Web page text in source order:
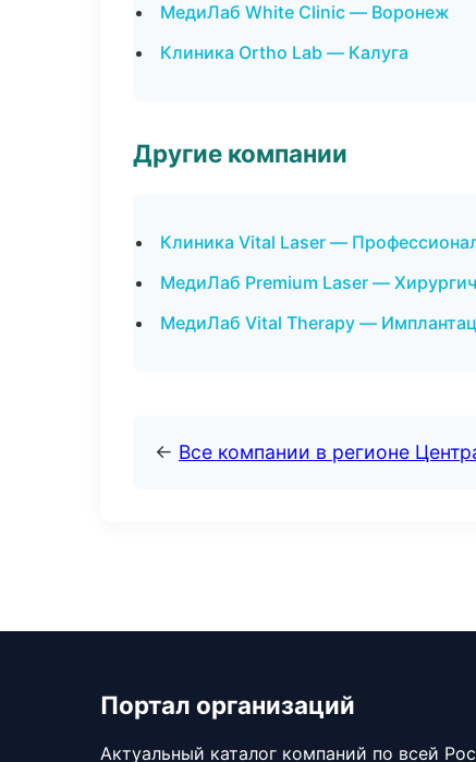
МедиЛаб White Clinic — Воронеж
Клиника Ortho Lab — Калуга
Другие компании
Клиника Vital Laser —
МедиЛаб Premium Laser —
МедиЛаб Vital Therapy —
← Все компании в регионе
Портал организаций
Актуальный каталог компаний по всей